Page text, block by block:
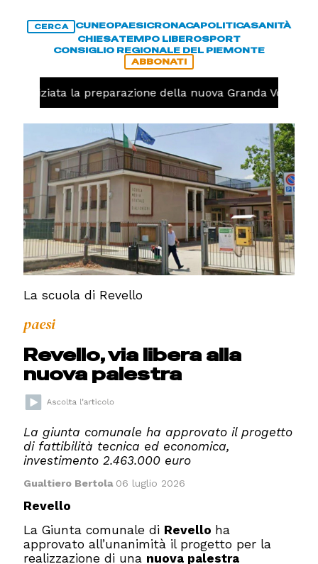
CERCA CUNEOPAESICRONACAPOLITICASANITÀ
CHIESATEMPO LIBEROSPORT
CONSIGLIO REGIONALE DEL PIEMONTE
ABBONATI
iniziata la preparazione della nuova Granda Volley
La scuola di Revello
paesi
Revello, via libera alla
nuova palestra
La giunta comunale ha approvato il progetto
di fattibilità tecnica ed economica,
investimento 2.463.000 euro
Gualtiero Bertola 06 luglio 2026
Revello
La Giunta comunale di Revello ha
approvato all’unanimità il progetto per la
realizzazione di una nuova palestra